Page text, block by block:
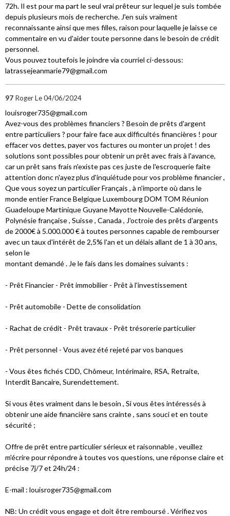
72h. Il est pour ma part le seul vrai prêteur sur lequel je suis tombée
depuis plusieurs mois de recherche. J'en suis vraiment
reconnaissante ainsi que mes filles, raison pour laquelle je laisse ce
commentaire en vu d'aider toute personne dans le besoin de crédit
personnel.
Vous pouvez toutefois le joindre via courriel ci-dessous:
latrassejeanmarie79@gmail.com
97 RogerLe 04/06/2024
louisroger735@gmail.com
Avez-vous des problèmes financiers ? Besoin de prêts d'argent
entre particuliers ? pour faire face aux difficultés financières ! pour
effacer vos dettes, payer vos factures ou monter un projet ! des
solutions sont possibles pour obtenir un prêt avec frais à l'avance,
car un prêt sans frais n'existe pas ces juste de l'escroquerie faite
attention donc n'ayez plus d'inquiétude pour vos problème financier ,
Que vous soyez un particulier Français , à n'importe où dans le
monde entier France Belgique Luxembourg DOM TOM Réunion
Guadeloupe Martinique Guyane Mayotte Nouvelle-Calédonie,
Polynésie française , Suisse , Canada , J'octroie des prêts d'argents
de 2000€ à 5.000.000 € à toutes personnes capable de rembourser
avec un taux d'intérêt de 2,5% l'an et un délais allant de 1 à 30 ans,
selon le
montant demandé . Je le fais dans les domaines suivants :
- Prêt Financier - Prêt immobilier - Prêt à l'investissement
- Prêt automobile - Dette de consolidation
- Rachat de crédit - Prêt travaux - Prêt trésorerie particulier
- Prêt personnel - Vous avez été rejeté par vos banques
- Vous êtes fichés CDD, Chômeur, Intérimaire, RSA, Retraite,
Interdit Bancaire, Surendettement.
Si vous êtes vraiment dans le besoin , Si vous êtes intéressés à
obtenir une aide financière sans crainte , sans souci et en toute
sécurité ;
Offre de prêt entre particulier sérieux et raisonnable , veuillez
m'écrire pour répondre à toutes vos questions, une réponse claire et
précise 7j/7 et 24h/24 :
E-mail : louisroger735@gmail.com
NB: Un crédit vous engage et doit être remboursé . Vérifiez vos